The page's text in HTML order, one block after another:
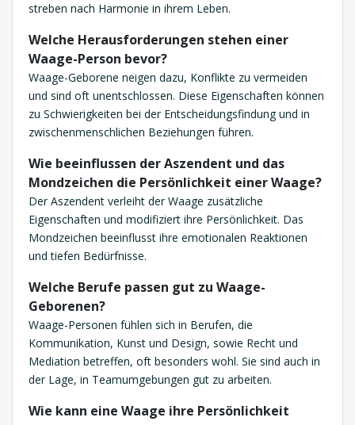
streben nach Harmonie in ihrem Leben.
Welche Herausforderungen stehen einer
Waage-Person bevor?
Waage-Geborene neigen dazu, Konflikte zu vermeiden
und sind oft unentschlossen. Diese Eigenschaften können
zu Schwierigkeiten bei der Entscheidungsfindung und in
zwischenmenschlichen Beziehungen führen.
Wie beeinflussen der Aszendent und das
Mondzeichen die Persönlichkeit einer Waage?
Der Aszendent verleiht der Waage zusätzliche
Eigenschaften und modifiziert ihre Persönlichkeit. Das
Mondzeichen beeinflusst ihre emotionalen Reaktionen
und tiefen Bedürfnisse.
Welche Berufe passen gut zu Waage-
Geborenen?
Waage-Personen fühlen sich in Berufen, die
Kommunikation, Kunst und Design, sowie Recht und
Mediation betreffen, oft besonders wohl. Sie sind auch in
der Lage, in Teamumgebungen gut zu arbeiten.
Wie kann eine Waage ihre Persönlichkeit